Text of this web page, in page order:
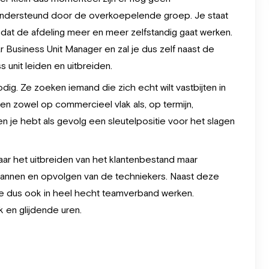
door de overkoepelende groep. Je staat
de afdeling meer en meer zelfstandig gaat werken.
Unit Manager en zal je dus zelf naast de
unit leiden en uitbreiden.
Ze zoeken iemand die zich echt wilt vastbijten in
zowel op commercieel vlak als, op termijn,
je hebt als gevolg een sleutelpositie voor het slagen
het uitbreiden van het klantenbestand maar
en opvolgen van de techniekers. Naast deze
dus ook in heel hecht teamverband werken.
en glijdende uren.